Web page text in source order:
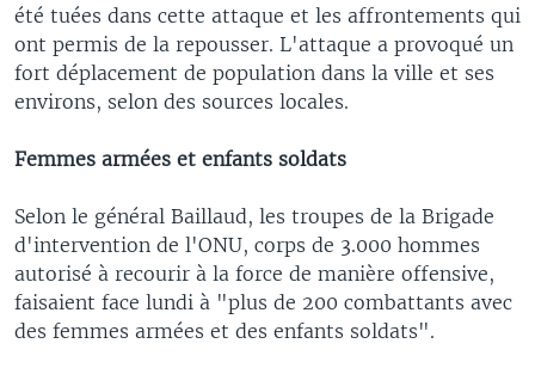
été tuées dans cette attaque et les affrontements qui
ont permis de la repousser. L'attaque a provoqué un
fort déplacement de population dans la ville et ses
environs, selon des sources locales.
Femmes armées et enfants soldats
Selon le général Baillaud, les troupes de la Brigade
d'intervention de l'ONU, corps de 3.000 hommes
autorisé à recourir à la force de manière offensive,
faisaient face lundi à "plus de 200 combattants avec
des femmes armées et des enfants soldats".